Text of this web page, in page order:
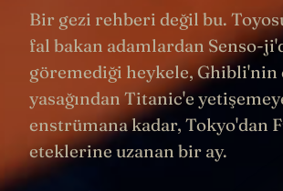
Bir gezi rehberi değil bu.
fal bakan adamlardan Senso-
göremediği heykele, Ghibli'nin
yasağından Titanic'e
enstrümana kadar, Tokyo'dan
eteklerine uzanan bir ay.